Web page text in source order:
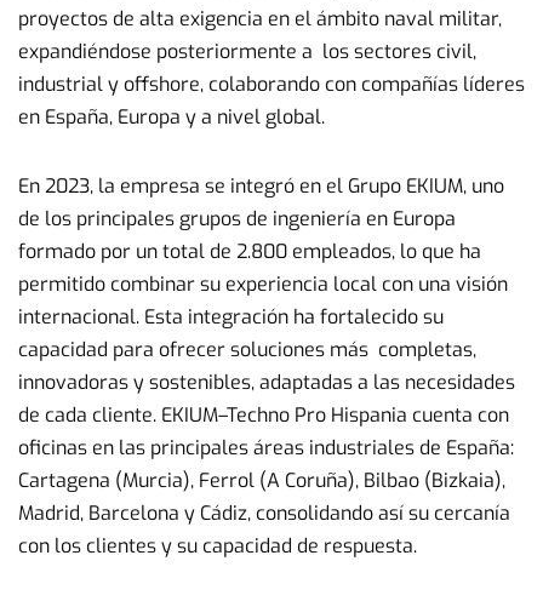
proyectos de alta exigencia en el ámbito naval militar,
expandiéndose posteriormente a los sectores civil,
industrial y offshore, colaborando con compañías líderes
en España, Europa y a nivel global.
En 2023, la empresa se integró en el Grupo EKIUM, uno
de los principales grupos de ingeniería en Europa
formado por un total de 2.800 empleados, lo que ha
permitido combinar su experiencia local con una visión
internacional. Esta integración ha fortalecido su
capacidad para ofrecer soluciones más completas,
innovadoras y sostenibles, adaptadas a las necesidades
de cada cliente. EKIUM–Techno Pro Hispania cuenta con
oficinas en las principales áreas industriales de España:
Cartagena (Murcia), Ferrol (A Coruña), Bilbao (Bizkaia),
Madrid, Barcelona y Cádiz, consolidando así su cercanía
con los clientes y su capacidad de respuesta.